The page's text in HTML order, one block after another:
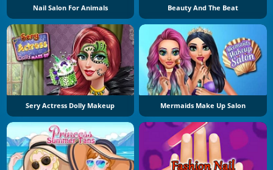
Nail Salon For Animals Beauty And The Beat
Sery Actress Dolly Makeup Mermaids Make Up Salon